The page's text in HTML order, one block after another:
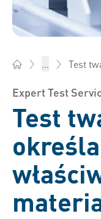
... Test
Expert Test
Test